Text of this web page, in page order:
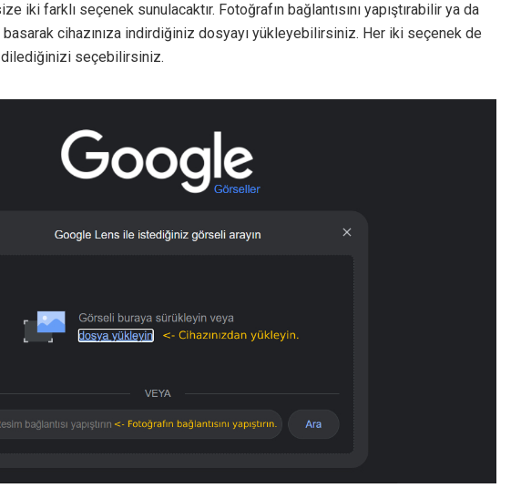
iki farklı seçenek sunulacaktır. Fotoğrafın bağlantısını yapıştırabilir ya da
cihazınıza indirdiğiniz dosyayı yükleyebilirsiniz. Her iki seçenek de
dilediğinizi seçebilirsiniz.